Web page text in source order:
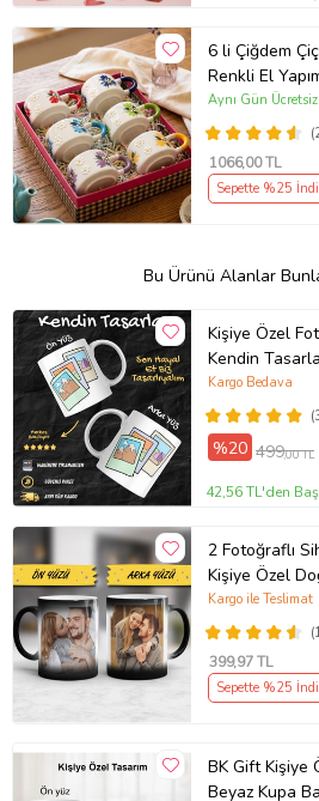
6 li Çiğdem Çiçeği Desenli Karışık
Renkli El
Aynı Gün
1066,00 TL
Sepette %25
Bu Ürünü Alanlar
Kişiye Özel
Kendin
Kargo Bedava
%20 499,00 TL
42,56 TL'den
2 Fotoğraflı
Kişiye Özel
Sevgiliye
Ablaya Abiye
Arkadaşa
Hediyesi
Kargo ile Teslimat
399,97 TL
Sepette %25
BK Gift Kişiye
Beyaz Kupa